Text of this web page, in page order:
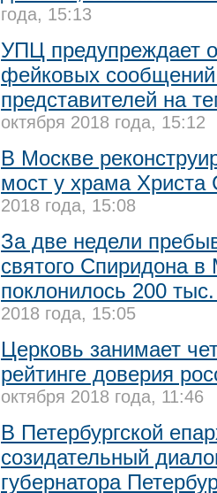
года, 15:13
УПЦ предупреждает
фейковых
представителей на
октября 2018 года, 15:12
В Москве
мост у храма Христа
2018 года, 15:08
За две недели
святого Спиридона
поклонилось 200
2018 года, 15:05
Церковь занимает
рейтинге доверия
октября 2018 года, 11:46
В Петербургской
созидательный
губернатора